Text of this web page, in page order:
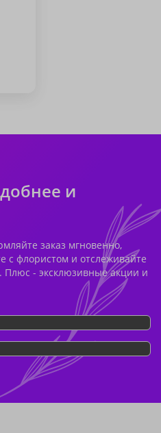
и
заказ мгновенно,
с флористом и отслеживайте
Плюс - эксклюзивные акции и